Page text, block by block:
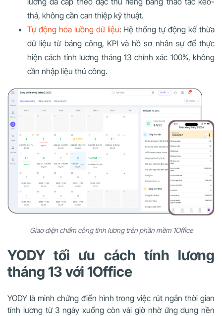
thả, không cần can thiệp kỹ thuật.
Tự động hóa luồng dữ liệu: Hệ thống tự động kế thừa
dữ liệu từ bảng công, KPI và hồ sơ nhân sự để thực
hiện cách tính lương tháng 13 chính xác 100%, không
cần nhập liệu thủ công.
Giao diện chấm công tính lương trên phần mềm 1Office
YODY tối ưu cách tính lương
tháng 13 với 1Office
YODY là minh chứng điển hình trong việc rút ngắn thời gian
tính lương từ 3 ngày xuống còn vài giờ nhờ ứng dụng nền